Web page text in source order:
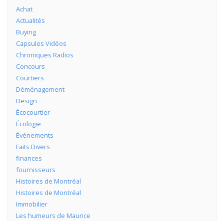
Achat
Actualités
Buying
Capsules Vidéos
Chroniques Radios
Concours
Courtiers
Déménagement
Design
Écocourtier
Écologie
Événements
Faits Divers
finances
fournisseurs
Histoires de Montréal
Histoires de Montréal
Immobilier
Les humeurs de Maurice